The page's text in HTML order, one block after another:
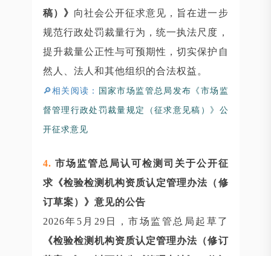
稿）》 向社会公开征求意见，旨在进一步
规范行政处罚裁量行为，统一执法尺度，
提升裁量公正性与可预期性，切实保护自
然人、法人和其他组织的合法权益。
🔎相关阅读： 国家市场监管总局发布《市场监
督管理行政处罚裁量规定（征求意见稿）》公
开征求意见
4. 市场监管总局认可检测司关于公开征
求《检验检测机构资质认定管理办法（修
订草案）》意见的公告
2026年5月29日，市场监管总局起草了
《检验检测机构资质认定管理办法（修订